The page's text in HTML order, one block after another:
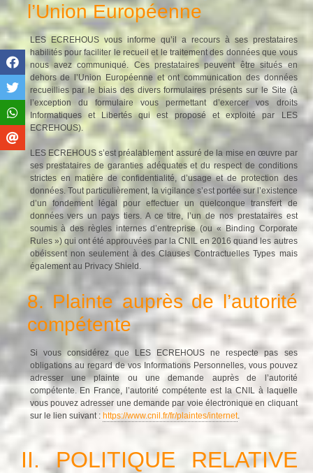
l’Union Européenne
LES ECREHOUS vous informe qu’il a recours à ses prestataires
habilités pour faciliter le recueil et le traitement des données que vous
nous avez communiqué. Ces prestataires peuvent être situés en
dehors de l’Union Européenne et ont communication des données
recueillies par le biais des divers formulaires présents sur le Site (à
l’exception du formulaire vous permettant d’exercer vos droits
Informatiques et Libertés qui est proposé et exploité par LES
ECREHOUS).
LES ECREHOUS s’est préalablement assuré de la mise en œuvre par
ses prestataires de garanties adéquates et du respect de conditions
strictes en matière de confidentialité, d’usage et de protection des
données. Tout particulièrement, la vigilance s’est portée sur l’existence
d’un fondement légal pour effectuer un quelconque transfert de
données vers un pays tiers. A ce titre, l’un de nos prestataires est
soumis à des règles internes d’entreprise (ou « Binding Corporate
Rules ») qui ont été approuvées par la CNIL en 2016 quand les autres
obéissent non seulement à des Clauses Contractuelles Types mais
également au Privacy Shield.
8. Plainte auprès de l’autorité
compétente
Si vous considérez que LES ECREHOUS ne respecte pas ses
obligations au regard de vos Informations Personnelles, vous pouvez
adresser une plainte ou une demande auprès de l’autorité
compétente. En France, l’autorité compétente est la CNIL à laquelle
vous pouvez adresser une demande par voie électronique en cliquant
sur le lien suivant : https://www.cnil.fr/fr/plaintes/internet.
II. POLITIQUE RELATIVE